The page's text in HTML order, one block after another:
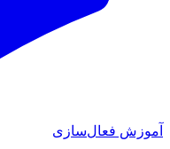
آموزش فعال‌سازی